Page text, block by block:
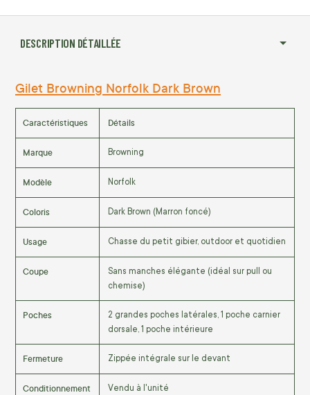
DESCRIPTION DÉTAILLÉE
Gilet Browning Norfolk Dark Brown
Caractéristiques Détails
Marque Browning
Modèle Norfolk
Coloris Dark Brown (Marron foncé)
Usage Chasse du petit gibier, outdoor et quotidien
Coupe
Sans manches élégante (idéal sur pull ou
chemise)
Poches
2 grandes poches latérales, 1 poche carnier
dorsale, 1 poche intérieure
Fermeture Zippée intégrale sur le devant
Conditionnement Vendu à l'unité